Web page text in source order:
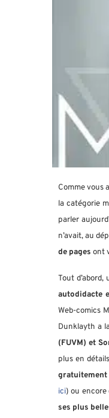
Comme vous
la catégorie
parler
n’avait, au
de pages ont
Tout
autodidacte
Web-comics
Dunklayth a
(FUVM) et
plus en
gratuitement
ici) ou
ses plus